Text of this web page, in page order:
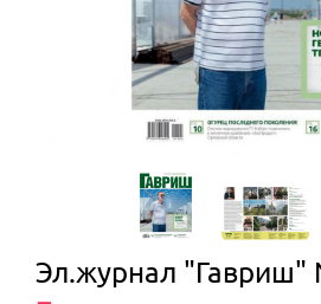
Эл.журнал